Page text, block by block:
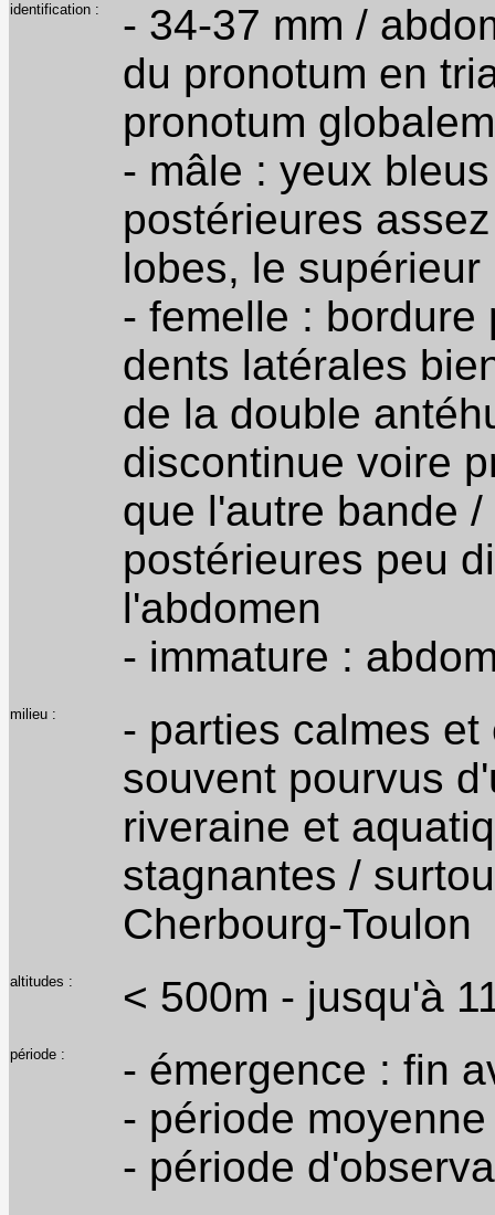
identification :
- 34-37 mm /
du pronotum en
pronotum
- mâle : yeux
postérieures
lobes, le
- femelle : bordure
dents latérales
de la double
discontinue voire
que l'autre bande
postérieures peu
l'abdomen
- immature :
milieu :
- parties calmes
souvent pourvus
riveraine et
stagnantes /
Cherbourg-Toulon
altitudes : < 500m - jusqu'à
période :
- émergence : fin
- période
- période